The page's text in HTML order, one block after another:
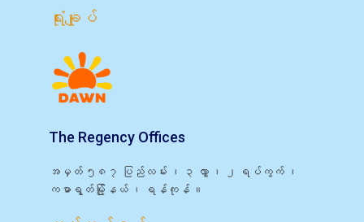
ရုံးချုပ်
The Regency Offices
အမှတ် ၅၈၇ ပြည်လမ်း ၊ ၃ လွှာ ၊ ၂ ရပ်ကွက် ၊
ကမာရွတ်မြို့နယ် ၊ ရန်ကုန် ။